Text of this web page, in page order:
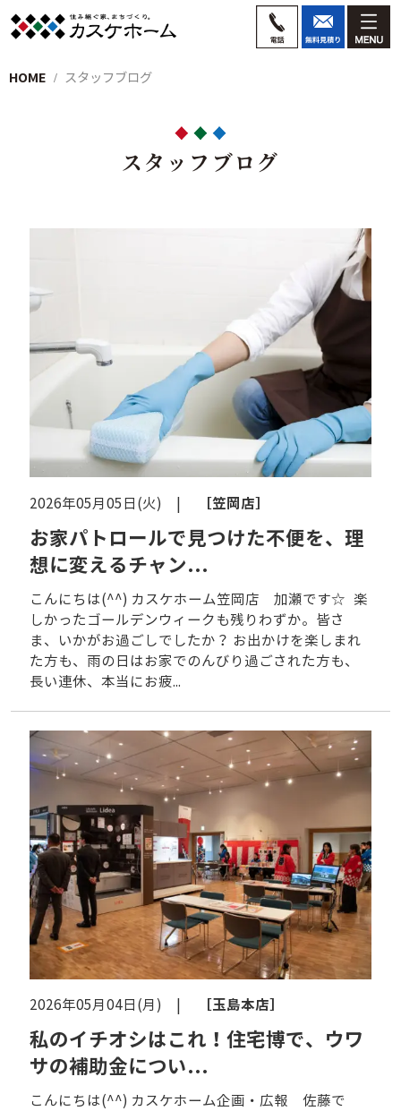
HOME スタッフブログ
スタッフブログ
2026年05月05日(火) | ［笠岡店］
お家パトロールで見つけた不便を、理
想に変えるチャン...
こんにちは(^^) カスケホーム笠岡店 加瀬です☆ 楽
しかったゴールデンウィークも残りわずか。皆さ
ま、いかがお過ごしでしたか？ お出かけを楽しまれ
た方も、雨の日はお家でのんびり過ごされた方も、
長い連休、本当にお疲...
2026年05月04日(月) | ［玉島本店］
私のイチオシはこれ！住宅博で、ウワ
サの補助金につい...
こんにちは(^^) カスケホーム企画・広報 佐藤で